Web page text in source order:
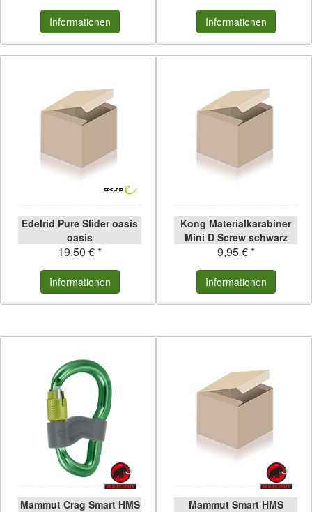
Informationen Informationen
Edelrid Pure Slider oasis
oasis
19,50 € *
Informationen
Kong Materialkarabiner
Mini D Screw schwarz
schwarz
9,95 € *
Informationen
Mammut Crag Smart HMS Mammut Smart HMS